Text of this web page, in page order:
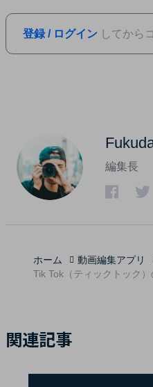
登録 / ログイン してから
編集長
ホーム
動画編集アプリ
Tik Tok（ティックトック
関連記事